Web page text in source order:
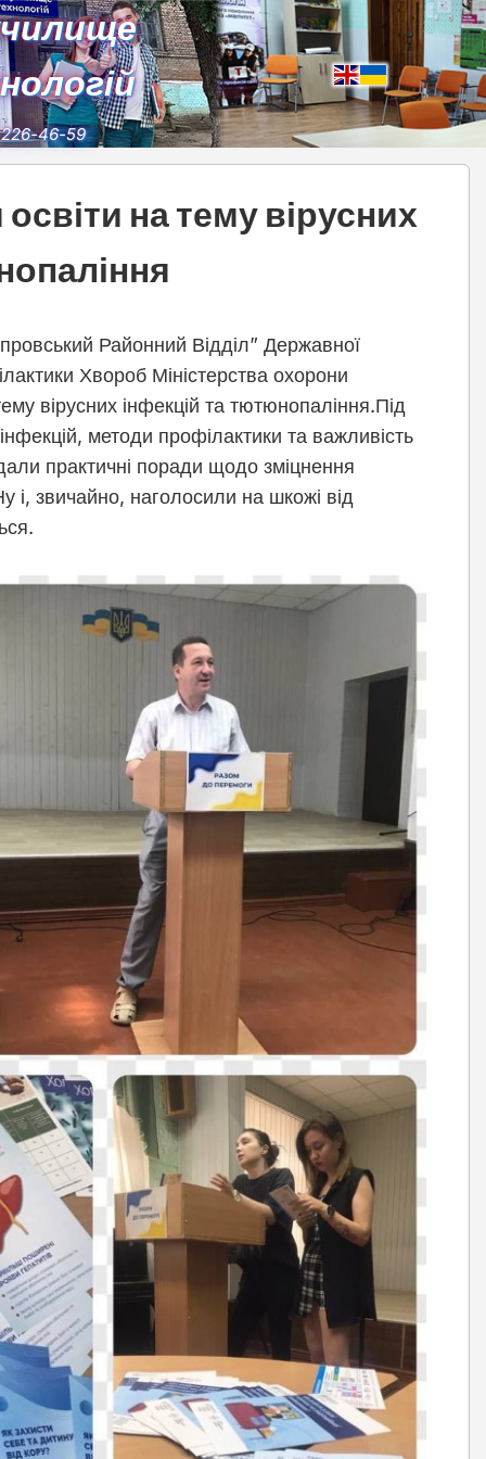
226-46-59
на тему вірусних
Районний Відділ” Державної
Хвороб Міністерства охорони
вірусних інфекцій та тютюнопаління.Під
методи профілактики та важливість
практичні поради щодо зміцнення
і, звичайно, наголосили на шкожі від